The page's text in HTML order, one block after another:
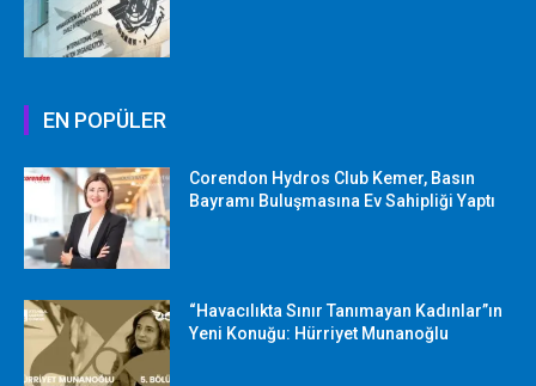
EN POPÜLER
Corendon Hydros Club Kemer, Basın
Bayramı Buluşmasına Ev Sahipliği Yaptı
“Havacılıkta Sınır Tanımayan Kadınlar”ın
Yeni Konuğu: Hürriyet Munanoğlu